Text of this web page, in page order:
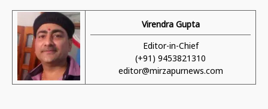
Virendra Gupta
Editor-in-Chief
(+91) 9453821310
editor@mirzapurnews.com